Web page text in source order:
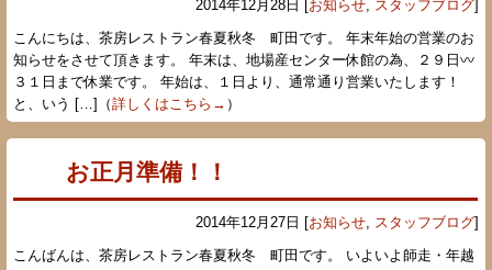
2014年12月28日 [お知らせ, スタッフブログ]
こんにちは、茶房レストラン春夏秋冬 町田です。 年末年始の営業のお
知らせをさせて頂きます。 年末は、地場産センター休館の為、２９日〰
３１日まで休業です。 年始は、１日より、通常通り営業いたします！
と、いう […]（詳しくはこちら→ ）
お正月準備！！
2014年12月27日 [お知らせ, スタッフブログ]
こんばんは、茶房レストラン春夏秋冬 町田です。 いよいよ師走・年越